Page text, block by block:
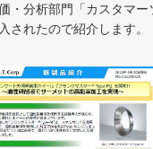
・分析部門「カスタマー
されたので紹介します。